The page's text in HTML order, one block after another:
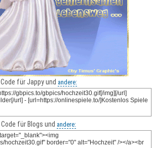
Code für Jappy und andere:
Code für Blogs und andere: